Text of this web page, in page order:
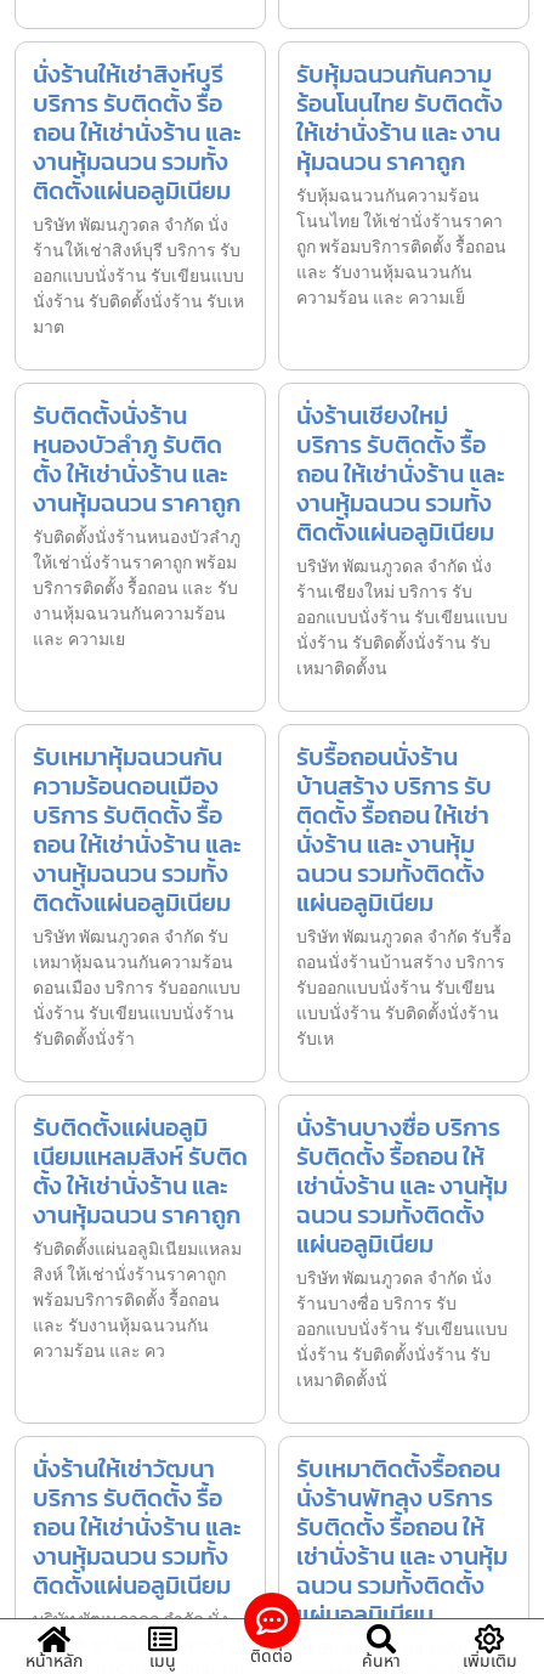
นั่งร้านให้เช่าสิงห์บุรี
บริการ รับติดตั้ง รื้อ
ถอน ให้เช่านั่งร้าน และ
งานหุ้มฉนวน รวมทั้ง
ติดตั้งแผ่นอลูมิเนียม
บริษัท พัฒนภูวดล จำกัด นั่ง
ร้านให้เช่าสิงห์บุรี บริการ รับ
ออกแบบนั่งร้าน รับเขียนแบบ
นั่งร้าน รับติดตั้งนั่งร้าน รับเห
มาต
รับหุ้มฉนวนกันความ
ร้อนโนนไทย รับติดตั้ง
ให้เช่านั่งร้าน และ งาน
หุ้มฉนวน ราคาถูก
รับหุ้มฉนวนกันความร้อน
โนนไทย ให้เช่านั่งร้านราคา
ถูก พร้อมบริการติดตั้ง รื้อถอน
และ รับงานหุ้มฉนวนกัน
ความร้อน และ ความเย็
รับติดตั้งนั่งร้าน
หนองบัวลำภู รับติด
ตั้ง ให้เช่านั่งร้าน และ
งานหุ้มฉนวน ราคาถูก
รับติดตั้งนั่งร้านหนองบัวลำภู
ให้เช่านั่งร้านราคาถูก พร้อม
บริการติดตั้ง รื้อถอน และ รับ
งานหุ้มฉนวนกันความร้อน
และ ความเย
นั่งร้านเชียงใหม่
บริการ รับติดตั้ง รื้อ
ถอน ให้เช่านั่งร้าน และ
งานหุ้มฉนวน รวมทั้ง
ติดตั้งแผ่นอลูมิเนียม
บริษัท พัฒนภูวดล จำกัด นั่ง
ร้านเชียงใหม่ บริการ รับ
ออกแบบนั่งร้าน รับเขียนแบบ
นั่งร้าน รับติดตั้งนั่งร้าน รับ
เหมาติดตั้งน
รับเหมาหุ้มฉนวนกัน
ความร้อนดอนเมือง
บริการ รับติดตั้ง รื้อ
ถอน ให้เช่านั่งร้าน และ
งานหุ้มฉนวน รวมทั้ง
ติดตั้งแผ่นอลูมิเนียม
บริษัท พัฒนภูวดล จำกัด รับ
เหมาหุ้มฉนวนกันความร้อน
ดอนเมือง บริการ รับออกแบบ
นั่งร้าน รับเขียนแบบนั่งร้าน
รับติดตั้งนั่งร้า
รับรื้อถอนนั่งร้าน
บ้านสร้าง บริการ รับ
ติดตั้ง รื้อถอน ให้เช่า
นั่งร้าน และ งานหุ้ม
ฉนวน รวมทั้งติดตั้ง
แผ่นอลูมิเนียม
บริษัท พัฒนภูวดล จำกัด รับรื้อ
ถอนนั่งร้านบ้านสร้าง บริการ
รับออกแบบนั่งร้าน รับเขียน
แบบนั่งร้าน รับติดตั้งนั่งร้าน
รับเห
รับติดตั้งแผ่นอลูมิ
เนียมแหลมสิงห์ รับติด
ตั้ง ให้เช่านั่งร้าน และ
งานหุ้มฉนวน ราคาถูก
รับติดตั้งแผ่นอลูมิเนียมแหลม
สิงห์ ให้เช่านั่งร้านราคาถูก
พร้อมบริการติดตั้ง รื้อถอน
และ รับงานหุ้มฉนวนกัน
ความร้อน และ คว
นั่งร้านบางซื่อ บริการ
รับติดตั้ง รื้อถอน ให้
เช่านั่งร้าน และ งานหุ้ม
ฉนวน รวมทั้งติดตั้ง
แผ่นอลูมิเนียม
บริษัท พัฒนภูวดล จำกัด นั่ง
ร้านบางซื่อ บริการ รับ
ออกแบบนั่งร้าน รับเขียนแบบ
นั่งร้าน รับติดตั้งนั่งร้าน รับ
เหมาติดตั้งนั่
นั่งร้านให้เช่าวัฒนา
บริการ รับติดตั้ง รื้อ
ถอน ให้เช่านั่งร้าน และ
งานหุ้มฉนวน รวมทั้ง
ติดตั้งแผ่นอลูมิเนียม
บริษัท พัฒนภูวดล จำกัด นั่ง
ร้านให้เช่าวัฒนา บริการ รับ
รับเหมาติดตั้งรื้อถอน
นั่งร้านพัทลุง บริการ
รับติดตั้ง รื้อถอน ให้
เช่านั่งร้าน และ งานหุ้ม
ฉนวน รวมทั้งติดตั้ง
แผ่นอลูมิเนียม
บริษัท พัฒนภูวดล จำกัด รับ
หน้าหลัก เมนู ติดต่อ ค้นหา เพิ่มเติม